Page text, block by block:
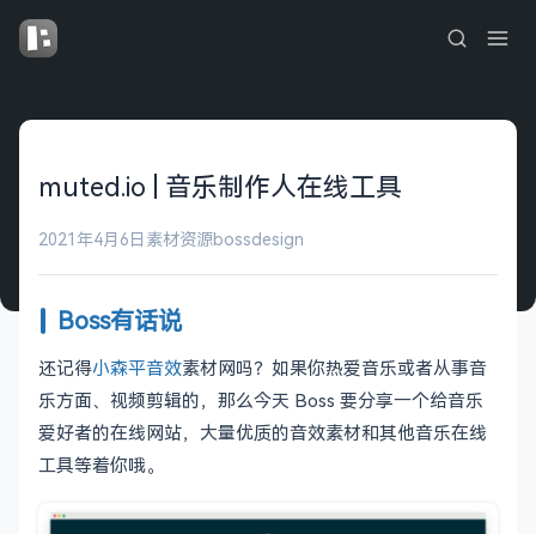
muted.io | 音乐制作人在线工具
2021年4月6日 素材资源bossdesign
Boss有话说
还记得小森平音效素材网吗？如果你热爱音乐或者从事音
乐方面、视频剪辑的，那么今天 Boss 要分享一个给音乐
爱好者的在线网站，大量优质的音效素材和其他音乐在线
工具等着你哦。